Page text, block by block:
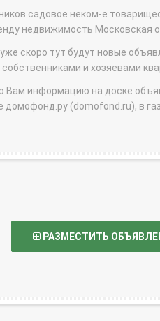
садовое неком-е
недвижимость
скоро тут будут новые
и хозяевами
информацию на доске
(domofond.ru), в
РАЗМЕСТИТЬ